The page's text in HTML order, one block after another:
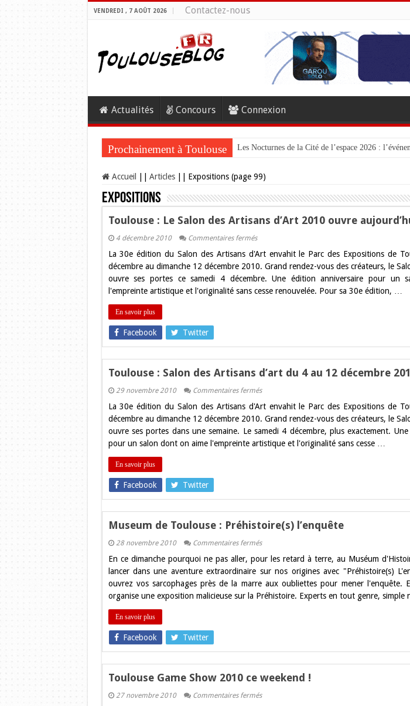
VENDREDI , 7 AOÛT 2026 Contactez-nous
Actualités Concours Connexion
Prochainement à Toulouse Les Nocturnes de la Cité de l’espace 2026 :
Accueil Articles Expositions (page 99)
Expositions
Toulouse : Le Salon des Artisans d’Art 2010 ouvre
4 décembre 2010 Commentaires ferméssur
:
Le
Salon
des
d’Art
La 30e édition du Salon des Artisans d'Art envahit le Parc des Expositions de
décembre au dimanche 12 décembre 2010. Grand rendez-vous des créateurs, le
ouvre ses portes ce samedi 4 décembre. Une édition anniversaire pour un
l'empreinte artistique et l'originalité sans cesse renouvelée. Pour sa 30e édition, …
En savoir plus
Facebook Twitter
Toulouse : Salon des Artisans d’art du 4 au 12 décembre
29 novembre 2010 Commentaires ferméssur
:
Salon
des
Artisans
d’art
du
La 30e édition du Salon des Artisans d'Art envahit le Parc des Expositions de
décembre au dimanche 12 décembre 2010. Grand rendez-vous des créateurs, le
ouvre ses portes dans une semaine. Le samedi 4 décembre, plus exactement.
pour un salon dont on aime l'empreinte artistique et l'originalité sans cesse …
En savoir plus
Facebook Twitter
Museum de Toulouse : Préhistoire(s) l’enquête
28 novembre 2010 Commentaires ferméssur
de
:
Préhistoire(s)
l’enquête
En ce dimanche pourquoi ne pas aller, pour les retard à terre, au Muséum
lancer dans une aventure extraordinaire sur nos origines avec "Préhistoire(s)
ouvrez vos sarcophages près de la marre aux oubliettes pour mener l'enquête.
organise une exposition malicieuse sur la Préhistoire. Experts en tout genre, simple
En savoir plus
Facebook Twitter
Toulouse Game Show 2010 ce weekend !
27 novembre 2010 Commentaires ferméssur